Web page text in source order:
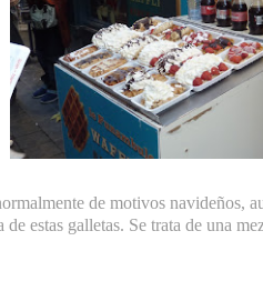
de motivos navideños,
estas galletas. Se trata de una